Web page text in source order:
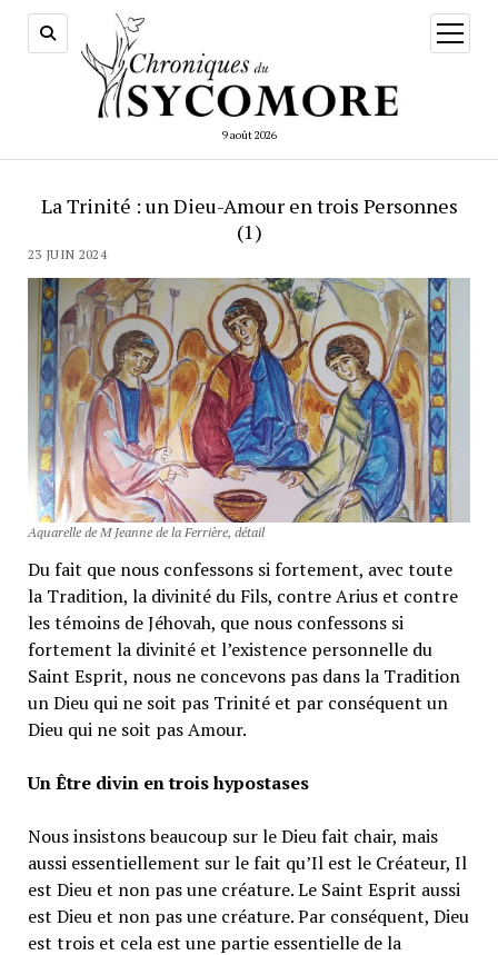
9 août 2026
ouvrir
menu
La Trinité : un Dieu-Amour en trois Personnes
(1)
23 JUIN 2024
Aquarelle de M Jeanne de la Ferrière, détail
Du fait que nous confessons si fortement, avec toute
la Tradition, la divinité du Fils, contre Arius et contre
les témoins de Jéhovah, que nous confessons si
fortement la divinité et l’existence personnelle du
Saint Esprit, nous ne concevons pas dans la Tradition
un Dieu qui ne soit pas Trinité et par conséquent un
Dieu qui ne soit pas Amour.
Un Être divin en trois hypostases
Nous insistons beaucoup sur le Dieu fait chair, mais
aussi essentiellement sur le fait qu’Il est le Créateur, Il
est Dieu et non pas une créature. Le Saint Esprit aussi
est Dieu et non pas une créature. Par conséquent, Dieu
est trois et cela est une partie essentielle de la